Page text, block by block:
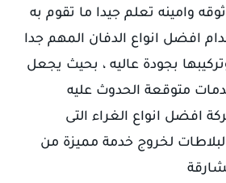
وامينه تعلم جيدا ما تقوم به
افضل انواع الدفان المهم جدا
بجودة عاليه ، بحيث يجعل
متوقعة الحدوث عليه
افضل انواع الغراء التى
لخروج خدمة مميزة من